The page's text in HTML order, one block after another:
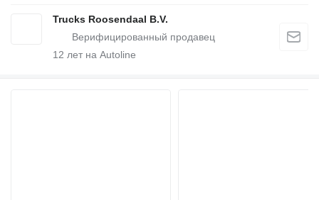
Trucks Roosendaal B.V.
12 лет на Autoline